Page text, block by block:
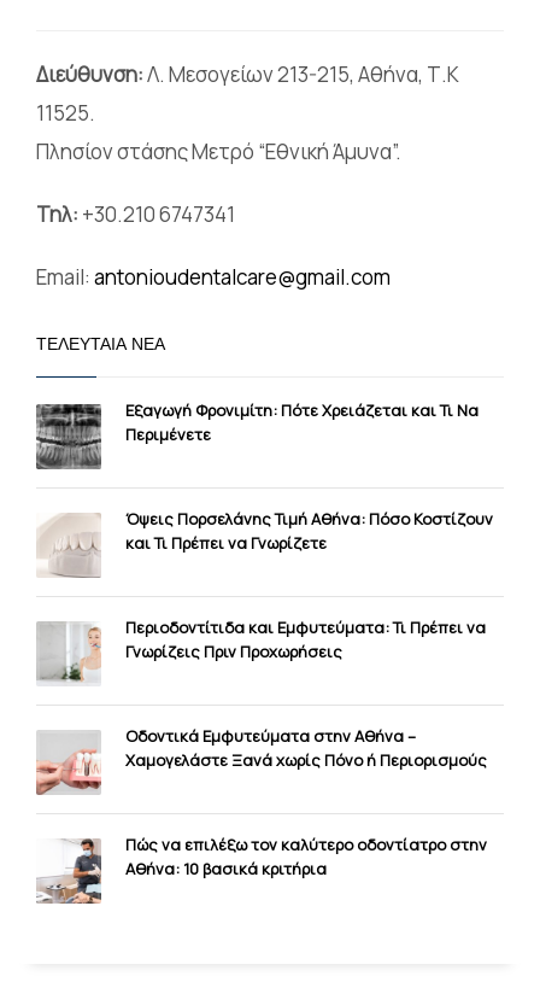
Διεύθυνση:Λ. Μεσογείων 213-215, Αθήνα, Τ.Κ
11525.
Πλησίον στάσης Μετρό “Εθνική Άμυνα”.
Τηλ: +30.210 6747341
Email: antonioudentalcare@gmail.com
ΤΕΛΕΥΤΑΊΑ ΝΈΑ
Εξαγωγή Φρονιμίτη: Πότε Χρειάζεται και Τι Να
Περιμένετε
Όψεις Πορσελάνης Τιμή Αθήνα: Πόσο Κοστίζουν
και Τι Πρέπει να Γνωρίζετε
Περιοδοντίτιδα και Εμφυτεύματα: Τι Πρέπει να
Γνωρίζεις Πριν Προχωρήσεις
Οδοντικά Εμφυτεύματα στην Αθήνα –
Χαμογελάστε Ξανά χωρίς Πόνο ή Περιορισμούς
Πώς να επιλέξω τον καλύτερο οδοντίατρο στην
Αθήνα: 10 βασικά κριτήρια